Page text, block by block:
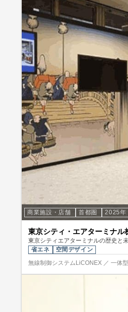
商業施設・店舗 首都圏 2025年
東京シティ・エアターミナル
東京シティエアターミナルの歴史と
省エネ
空間デザイン
無線制御システムLiCONEX ／ 一体